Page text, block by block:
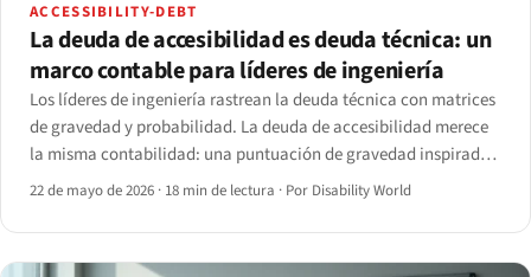
ACCESSIBILITY-DEBT
La deuda de accesibilidad es deuda técnica: un
marco contable para líderes de ingeniería
Los líderes de ingeniería rastrean la deuda técnica con matrices
de gravedad y probabilidad. La deuda de accesibilidad merece
la misma contabilidad: una puntuación de gravedad inspirada
en CVSS, un estimador de costes de remediación y una vista de
22 de mayo de 2026 · 18 min de lectura · Por Disability World